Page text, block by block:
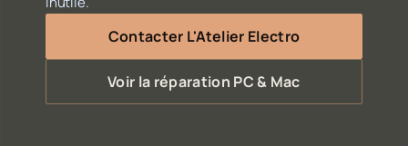
Contacter L'Atelier Electro
Voir la réparation PC & Mac